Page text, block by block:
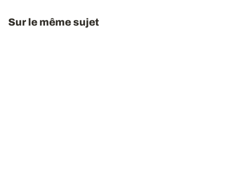
Sur le même sujet